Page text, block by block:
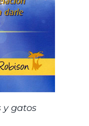
y gatos